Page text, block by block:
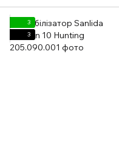
3
3